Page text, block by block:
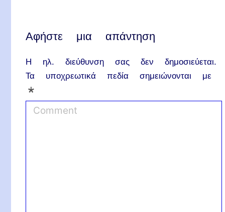
Αφήστε μια απάντηση
Η ηλ. διεύθυνση σας δεν δημοσιεύεται.
Τα υποχρεωτικά πεδία σημειώνονται με
*